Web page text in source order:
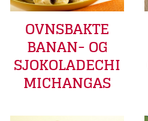
OVNSBAKTE
BANAN- OG
SJOKOLADECHI
MICHANGAS